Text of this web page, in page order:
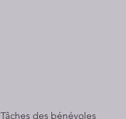
Tâches des bénévoles